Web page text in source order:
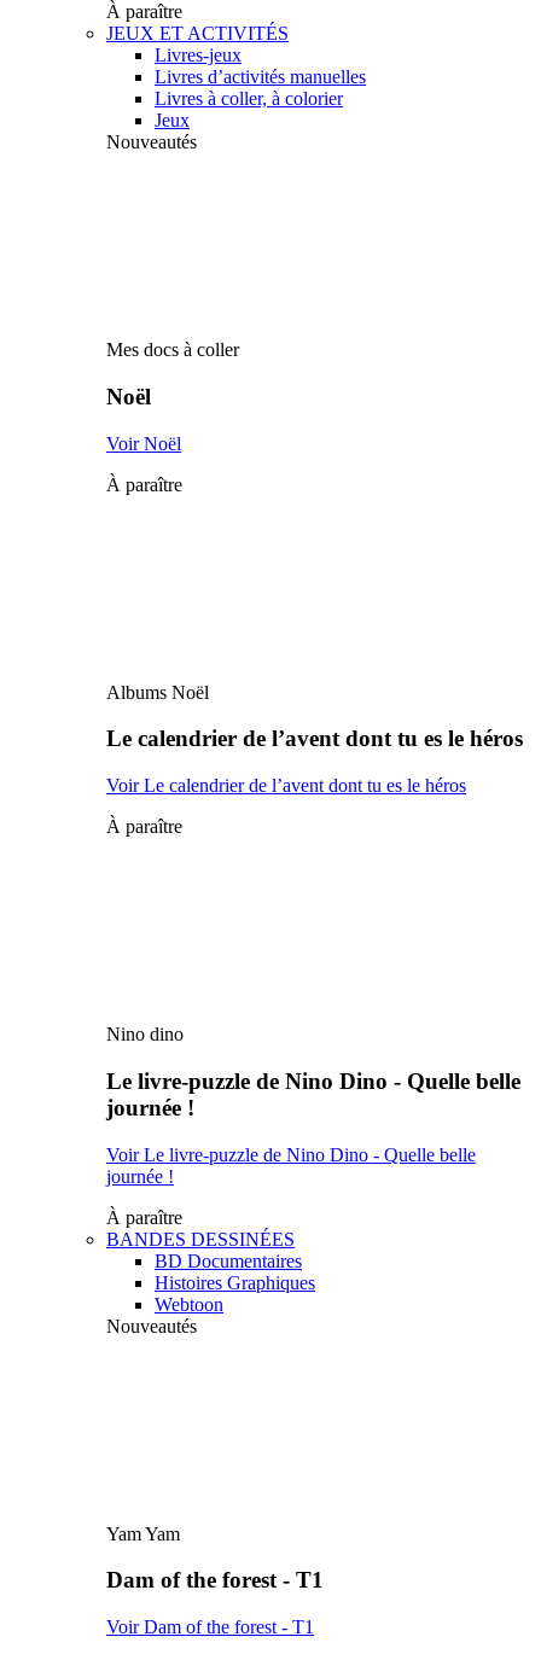
À paraître
JEUX ET ACTIVITÉS
Livres-jeux
Livres d’activités manuelles
Livres à coller, à colorier
Jeux
Nouveautés
Mes docs à coller
Noël
Voir Noël
À paraître
Albums Noël
Le calendrier de l’avent dont tu es le héros
Voir Le calendrier de l’avent dont tu es le héros
À paraître
Nino dino
Le livre-puzzle de Nino Dino - Quelle belle
journée !
Voir Le livre-puzzle de Nino Dino - Quelle belle
journée !
À paraître
BANDES DESSINÉES
BD Documentaires
Histoires Graphiques
Webtoon
Nouveautés
Yam Yam
Dam of the forest - T1
Voir Dam of the forest - T1